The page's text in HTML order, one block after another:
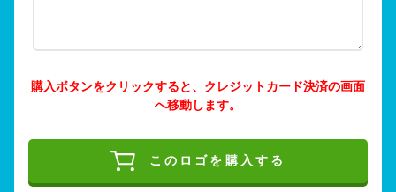
購入ボタンをクリックすると、クレジットカード決済の画面
へ移動します。
このロゴを購入する